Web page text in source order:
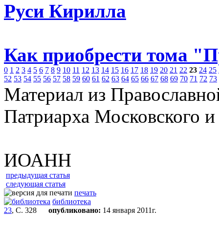
Руси Кирилла
Как приобрести тома
0 1 2 3 4 5 6 7 8 9 10 11 12 13 14 15 16 17 18 19 20 21 22 23 24 25
52 53 54 55 56 57 58 59 60 61 62 63 64 65 66 67 68 69 70 71 72 73
Материал из
Патриарха Московского
ИОАНН
предыдущая статья
следующая статья
печать
библиотека
23, С. 328 опубликовано: 14 января 2011г.